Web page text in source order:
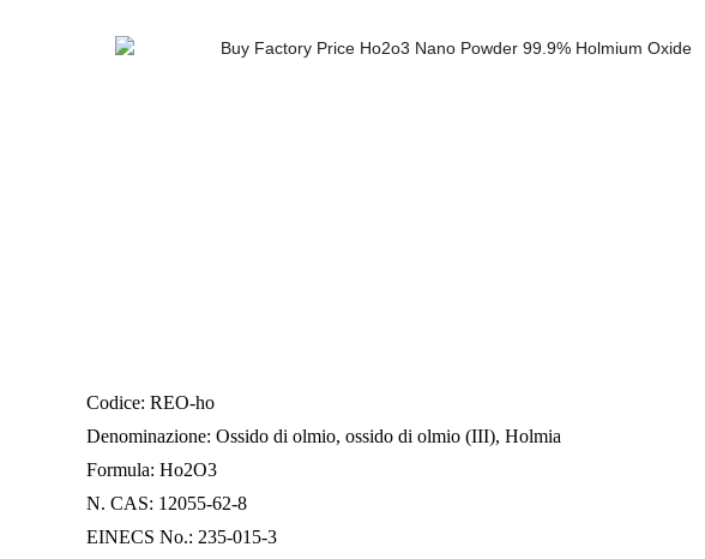
Codice: REO-ho
Denominazione: Ossido di olmio, ossido di olmio (III), Holmia
Formula: Ho2O3
N. CAS: 12055-62-8
EINECS No.: 235-015-3